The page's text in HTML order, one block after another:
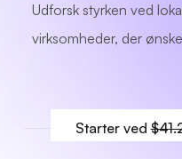
Udforsk styrken ved
virksomheder, der
Starter ved